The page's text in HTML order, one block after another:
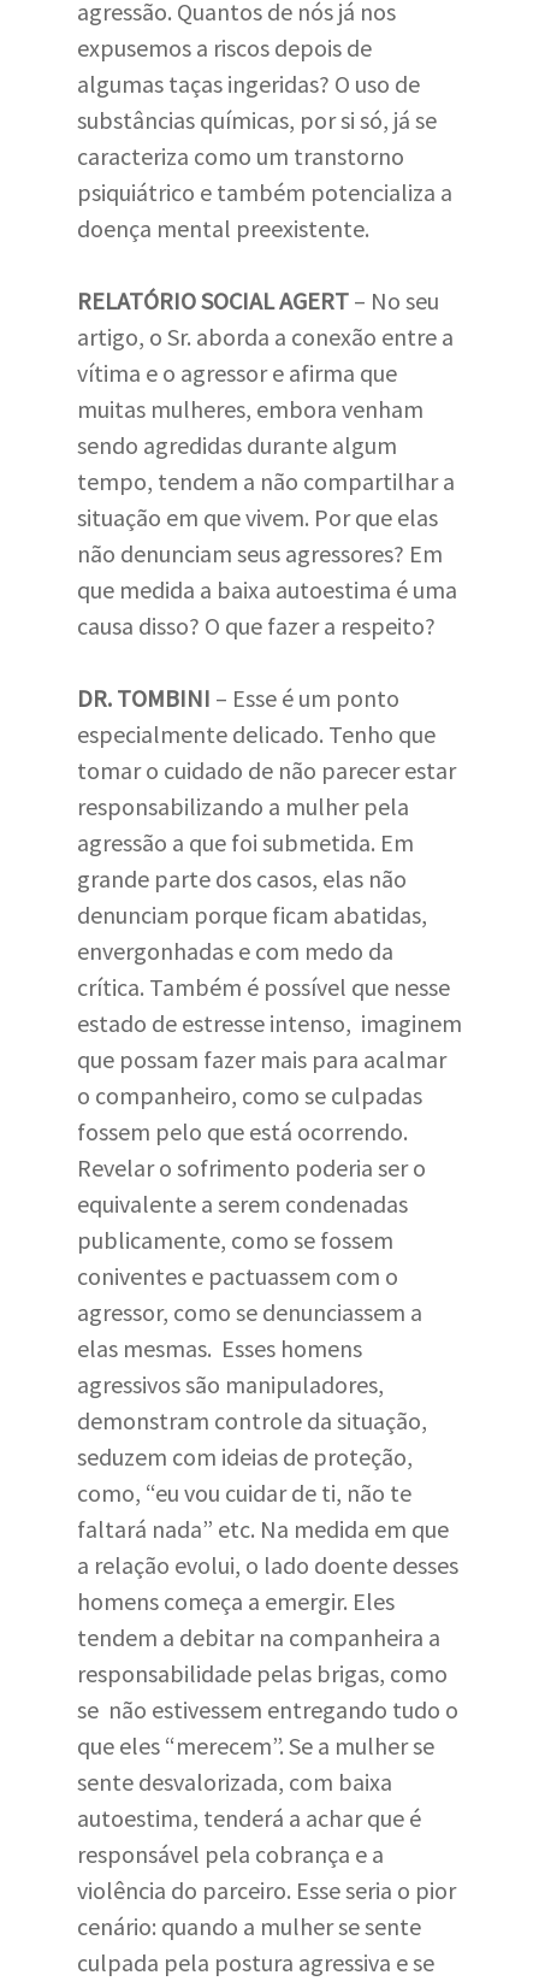
agressão. Quantos de nós já nos
expusemos a riscos depois de
algumas taças ingeridas? O uso de
substâncias químicas, por si só, já se
caracteriza como um transtorno
psiquiátrico e também potencializa a
doença mental preexistente.
RELATÓRIO SOCIAL AGERT – No seu
artigo, o Sr. aborda a conexão entre a
vítima e o agressor e afirma que
muitas mulheres, embora venham
sendo agredidas durante algum
tempo, tendem a não compartilhar a
situação em que vivem. Por que elas
não denunciam seus agressores? Em
que medida a baixa autoestima é uma
causa disso? O que fazer a respeito?
DR. TOMBINI – Esse é um ponto
especialmente delicado. Tenho que
tomar o cuidado de não parecer estar
responsabilizando a mulher pela
agressão a que foi submetida. Em
grande parte dos casos, elas não
denunciam porque ficam abatidas,
envergonhadas e com medo da
crítica. Também é possível que nesse
estado de estresse intenso, imaginem
que possam fazer mais para acalmar
o companheiro, como se culpadas
fossem pelo que está ocorrendo.
Revelar o sofrimento poderia ser o
equivalente a serem condenadas
publicamente, como se fossem
coniventes e pactuassem com o
agressor, como se denunciassem a
elas mesmas. Esses homens
agressivos são manipuladores,
demonstram controle da situação,
seduzem com ideias de proteção,
como, “eu vou cuidar de ti, não te
faltará nada” etc. Na medida em que
a relação evolui, o lado doente desses
homens começa a emergir. Eles
tendem a debitar na companheira a
responsabilidade pelas brigas, como
se não estivessem entregando tudo o
que eles “merecem”. Se a mulher se
sente desvalorizada, com baixa
autoestima, tenderá a achar que é
responsável pela cobrança e a
violência do parceiro. Esse seria o pior
cenário: quando a mulher se sente
culpada pela postura agressiva e se